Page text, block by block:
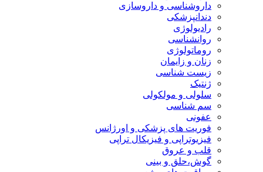
داروشناسی و داروسازی
دندانپزشکی
رادیولوژی
روانشناسی
روماتولوژی
زنان و زایمان
زیست شناسی
ژنتیک
سلولی و مولکولی
سم شناسی
عفونی
فوریت های پزشکی و اورژانس
فیزیوتراپی و فیزیکال تراپی
قلب و عروق
گوش،حلق و بینی